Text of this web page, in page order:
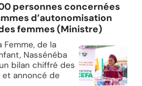
personnes concernées
d’autonomisation
femmes (Ministre)
Femme, de la
Nassénéba
bilan chiffré des
annoncé de